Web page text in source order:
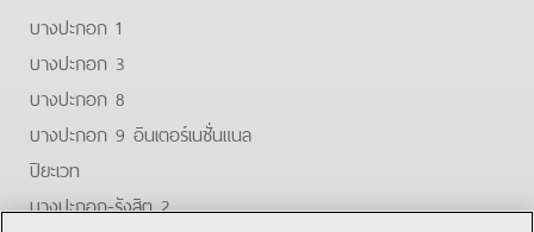
บางปะกอก 1
บางปะกอก 3
บางปะกอก 8
บางปะกอก 9 อินเตอร์เนชั่นแนล
ปิยะเวท
บางปะกอก-รังสิต 2